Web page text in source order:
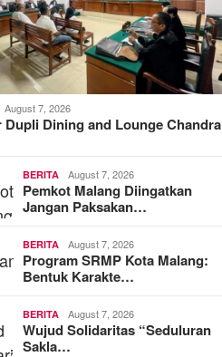
August 7, 2026
Dupli Dining and Lounge Chandra
BERITA August 7, 2026
Pemkot Malang Diingatkan
Jangan Paksakan…
BERITA August 7, 2026
Program SRMP Kota Malang:
Bentuk Karakte…
BERITA August 7, 2026
Wujud Solidaritas “Seduluran
Sakla…